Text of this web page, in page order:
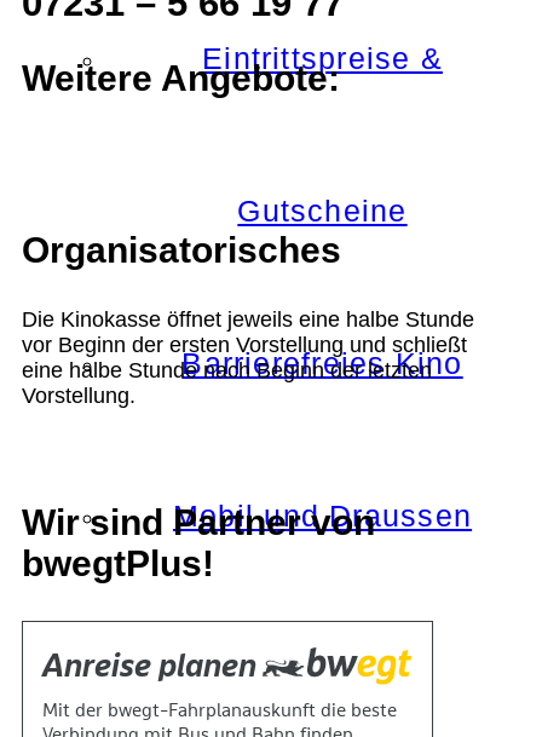
Eintrittspreise &
Gutscheine
Barrierefreies Kino
Mobil und Draussen
KOKI+
Weitere Angebote:
Organisatorisches
Die Kinokasse öffnet jeweils eine halbe Stunde
vor Beginn der ersten Vorstellung und schließt
eine halbe Stunde nach Beginn der letzten
Vorstellung.
Wir sind Partner von
bwegtPlus!